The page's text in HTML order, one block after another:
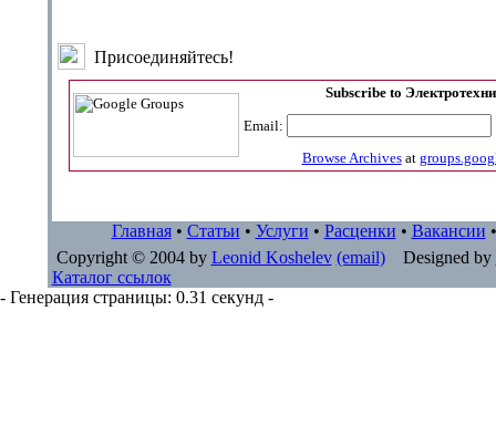
Присоединяйтесь!
Subscribe to
Email:
Browse Archivesat
Главная• Статьи • Услуги • Расценки • Вакансии
Copyright © 2004 by Leonid Koshelev (email)Designed by
Каталог ссылок
- Генерация страницы: 0.31 секунд -